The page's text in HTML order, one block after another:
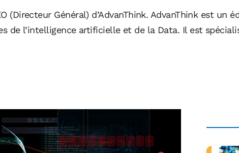
(Directeur Général) d’AdvanThink. AdvanThink est un
de l’intelligence artificielle et de la Data. Il est